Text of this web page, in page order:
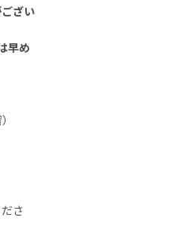
ざい
早め
さ